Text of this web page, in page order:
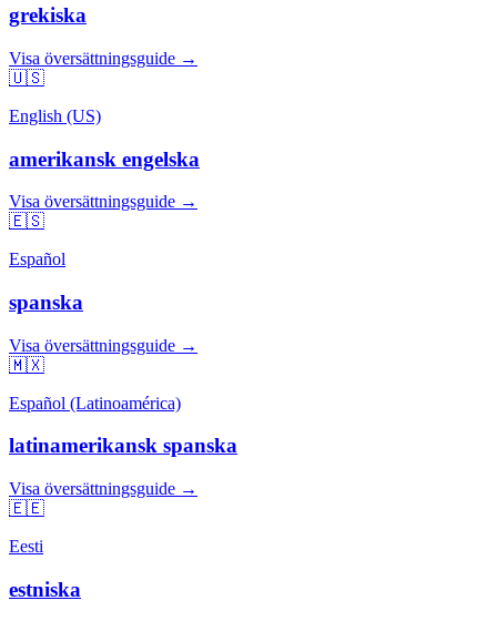
grekiska
Visa översättningsguide →
🇺🇸
English (US)
amerikansk engelska
Visa översättningsguide →
🇪🇸
Español
spanska
Visa översättningsguide →
🇲🇽
Español (Latinoamérica)
latinamerikansk spanska
Visa översättningsguide →
🇪🇪
Eesti
estniska